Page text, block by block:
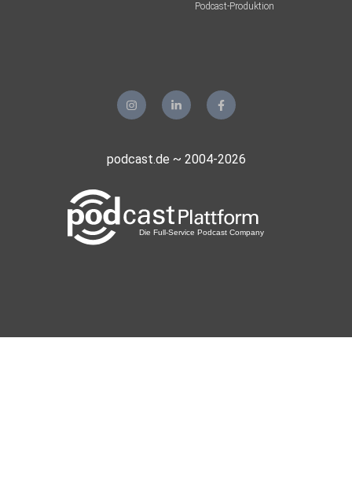
Podcast-Produktion
podcast.de ~ 2004-2026